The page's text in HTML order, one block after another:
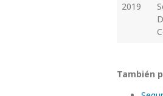
2019
También